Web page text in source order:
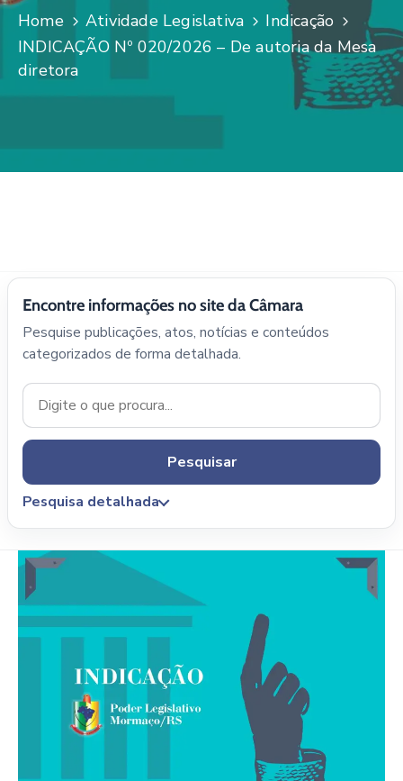
Home Atividade Legislativa
Indicação
INDICAÇÃO Nº 020/2026 – De autoria da Mesa
diretora
Encontre informações no site da Câmara
Pesquise publicações, atos, notícias e conteúdos
categorizados de forma detalhada.
Pesquisar
Pesquisa detalhada